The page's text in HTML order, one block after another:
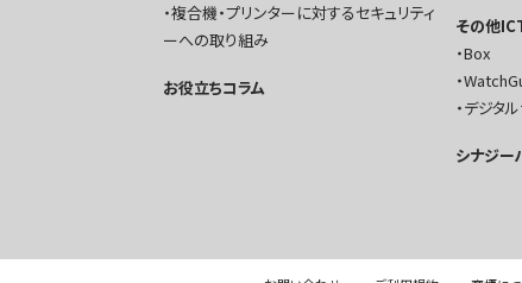
複合機・プリンターに対するセキュリティ
ーへの取り組み
お役立ちコラム
その他
Box
デジタ
シナジー